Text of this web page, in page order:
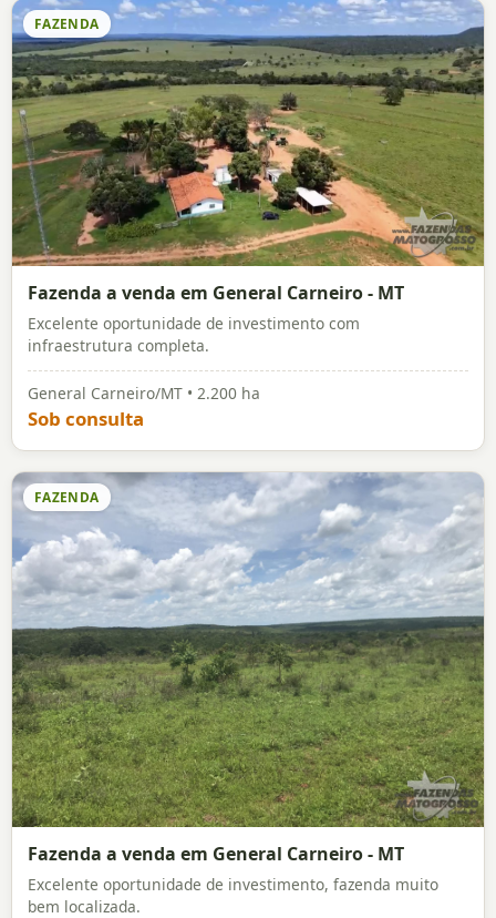
FAZENDA
Fazenda a venda em General Carneiro - MT
Excelente oportunidade de investimento com
infraestrutura completa.
General Carneiro/MT • 2.200 ha
Sob consulta
FAZENDA
Fazenda a venda em General Carneiro - MT
Excelente oportunidade de investimento, fazenda muito
bem localizada.